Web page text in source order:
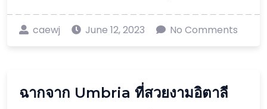
caewj June 12, 2023 No Comments
ฉากจาก Umbria ที่สวยงามอิตาลี